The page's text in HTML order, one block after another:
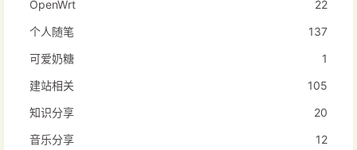
OpenWrt
22
个人随笔
137
可爱奶糖
1
建站相关
105
知识分享
20
音乐分享
12